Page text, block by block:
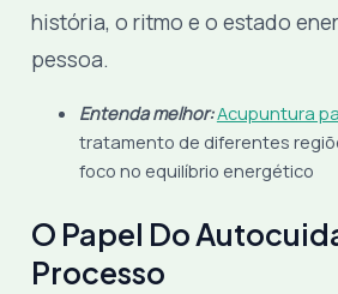
história, o ritmo e o estado
pessoa.
Entenda melhor:Acupuntura
tratamento de diferentes
foco no equilíbrio energético
O Papel Do
Processo